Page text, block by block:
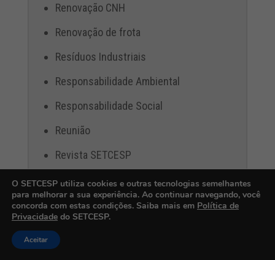
Renovação CNH
Renovação de frota
Resíduos Industriais
Responsabilidade Ambiental
Responsabilidade Social
Reunião
Revista SETCESP
Rodovias
Segurança
Seguros
O SETCESP utiliza cookies e outras tecnologias semelhantes
para melhorar a sua experiência. Ao continuar navegando, você
concorda com estas condições. Saiba mais em Política de
Privacidade do SETCESP.
Aceitar